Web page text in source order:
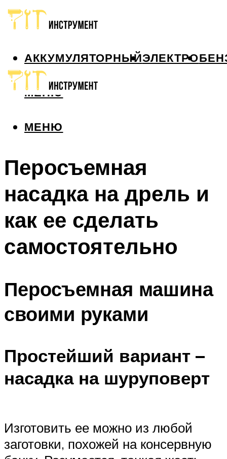
АККУМУЛЯТОРНЫЙЭЛЕКТРО
МЕНЮ
МЕНЮ
Перосъемная
насадка на дрель и
как ее сделать
самостоятельно
Перосъемная машина
своими руками
Простейший вариант –
насадка на шуруповерт
Изготовить ее можно из любой
заготовки, похожей на консервную